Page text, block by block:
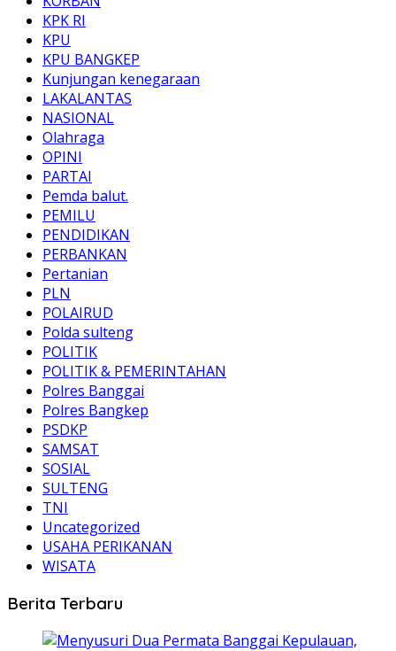
KPK RI
KPU
KPU BANGKEP
Kunjungan kenegaraan
LAKALANTAS
NASIONAL
Olahraga
OPINI
PARTAI
Pemda balut.
PEMILU
PENDIDIKAN
PERBANKAN
Pertanian
PLN
POLAIRUD
Polda sulteng
POLITIK
POLITIK & PEMERINTAHAN
Polres Banggai
Polres Bangkep
PSDKP
SAMSAT
SOSIAL
SULTENG
TNI
Uncategorized
USAHA PERIKANAN
WISATA
Berita Terbaru